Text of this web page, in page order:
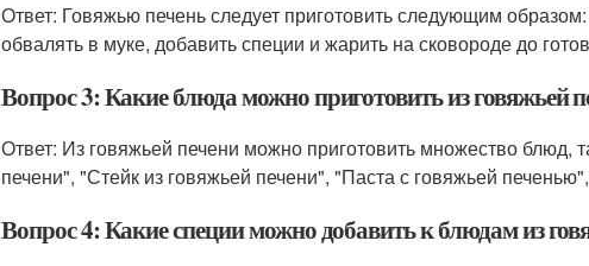
Ответ: Говяжью печень следует приготовить следующим
обвалять в муке, добавить специи и жарить на сковороде до
Вопрос 3: Какие блюда можно приготовить из говяжьей
Ответ: Из говяжьей печени можно приготовить множество блюд,
печени", "Стейк из говяжьей печени", "Паста с говяжьей
Вопрос 4: Какие специи можно добавить к блюдам из